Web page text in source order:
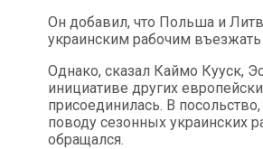
Он добавил, что Польша и
украинским рабочим
Однако, сказал Каймо Кууск,
инициативе других
присоединилась. В
поводу сезонных украинских
обращался.